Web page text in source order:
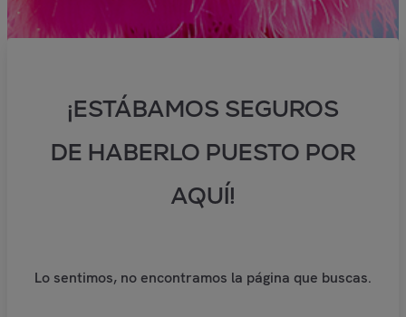
¡ESTÁBAMOS SEGUROS
DE HABERLO PUESTO POR
AQUÍ!
Lo sentimos, no encontramos la página que buscas.